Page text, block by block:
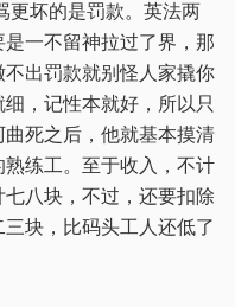
更坏的是罚款。英法两
一不留神拉过了界，那
出罚款就别怪人家撬你
，记性本就好，所以只
死之后，他就基本摸清
练工。至于收入，不计
八块，不过，还要扣除
块，比码头工人还低了